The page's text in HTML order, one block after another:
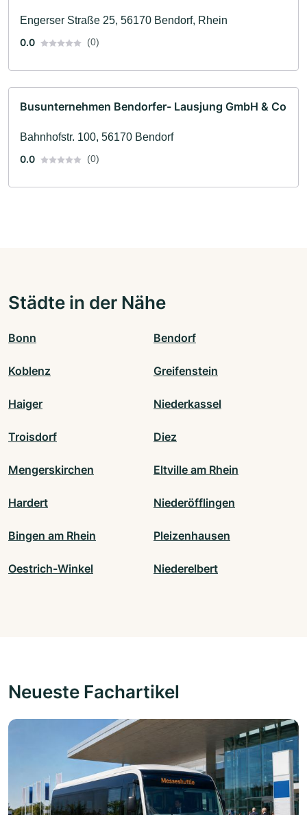
Engerser Straße 25, 56170 Bendorf, Rhein
0.0
(0)
Busunternehmen Bendorfer- Lausjung GmbH & Co
Bahnhofstr. 100, 56170 Bendorf
0.0
(0)
Städte in der Nähe
Bonn Bendorf
Koblenz Greifenstein
Haiger Niederkassel
Troisdorf Diez
Mengerskirchen Eltville am Rhein
Hardert Niederöfflingen
Bingen am Rhein Pleizenhausen
Oestrich-Winkel Niederelbert
Neueste Fachartikel